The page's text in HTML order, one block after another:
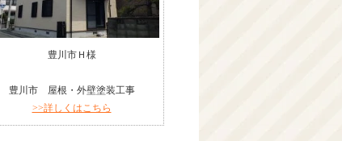
豊川市Ｈ様
豊川市 屋根・外壁塗装工事
>>詳しくはこちら